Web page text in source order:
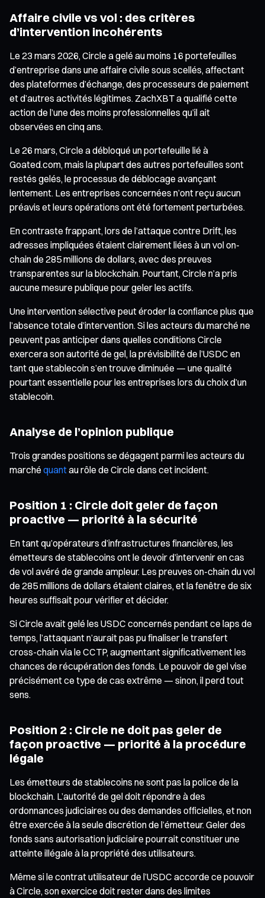
Affaire civile vs vol : des critères
d’intervention incohérents
Le 23 mars 2026, Circle a gelé au moins 16 portefeuilles
d’entreprise dans une affaire civile sous scellés, affectant
des plateformes d’échange, des processeurs de paiement
et d’autres activités légitimes. ZachXBT a qualifié cette
action de l’une des moins professionnelles qu’il ait
observées en cinq ans.
Le 26 mars, Circle a débloqué un portefeuille lié à
Goated.com, mais la plupart des autres portefeuilles sont
restés gelés, le processus de déblocage avançant
lentement. Les entreprises concernées n’ont reçu aucun
préavis et leurs opérations ont été fortement perturbées.
En contraste frappant, lors de l’attaque contre Drift, les
adresses impliquées étaient clairement liées à un vol on-
chain de 285 millions de dollars, avec des preuves
transparentes sur la blockchain. Pourtant, Circle n’a pris
aucune mesure publique pour geler les actifs.
Une intervention sélective peut éroder la confiance plus que
l’absence totale d’intervention. Si les acteurs du marché ne
peuvent pas anticiper dans quelles conditions Circle
exercera son autorité de gel, la prévisibilité de l’USDC en
tant que stablecoin s’en trouve diminuée — une qualité
pourtant essentielle pour les entreprises lors du choix d’un
stablecoin.
Analyse de l’opinion publique
Trois grandes positions se dégagent parmi les acteurs du
marché quantau rôle de Circle dans cet incident.
Position 1 : Circle doit geler de façon
proactive — priorité à la sécurité
En tant qu’opérateurs d’infrastructures financières, les
émetteurs de stablecoins ont le devoir d’intervenir en cas
de vol avéré de grande ampleur. Les preuves on-chain du vol
de 285 millions de dollars étaient claires, et la fenêtre de six
heures suffisait pour vérifier et décider.
Si Circle avait gelé les USDC concernés pendant ce laps de
temps, l’attaquant n’aurait pas pu finaliser le transfert
cross-chain via le CCTP, augmentant significativement les
chances de récupération des fonds. Le pouvoir de gel vise
précisément ce type de cas extrême — sinon, il perd tout
sens.
Position 2 : Circle ne doit pas geler de
façon proactive — priorité à la procédure
légale
Les émetteurs de stablecoins ne sont pas la police de la
blockchain. L’autorité de gel doit répondre à des
ordonnances judiciaires ou des demandes officielles, et non
être exercée à la seule discrétion de l’émetteur. Geler des
fonds sans autorisation judiciaire pourrait constituer une
atteinte illégale à la propriété des utilisateurs.
Même si le contrat utilisateur de l’USDC accorde ce pouvoir
à Circle, son exercice doit rester dans des limites